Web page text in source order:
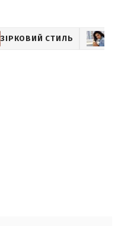
ЗІРКОВИЙ СТИЛЬ